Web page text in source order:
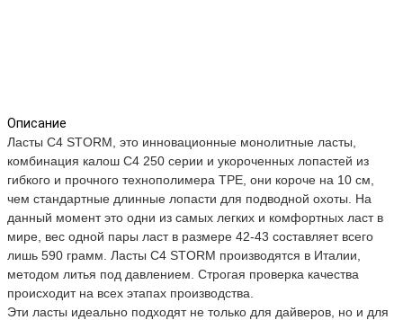
Описание
Ласты C4 STORM, это инновационные монолитные ласты,
комбинация калош C4 250 серии и укороченных лопастей из
гибкого и прочного технополимера ТРЕ, они короче на 10 см,
чем стандартные длинные лопасти для подводной охоты. На
данный момент это одни из самых легких и комфортных ласт в
мире, вес одной пары ласт в размере 42-43 составляет всего
лишь 590 грамм. Ласты C4 STORM производятся в Италии,
методом литья под давлением. Строгая проверка качества
происходит на всех этапах производства.
Эти ласты идеально подходят не только для дайверов, но и для